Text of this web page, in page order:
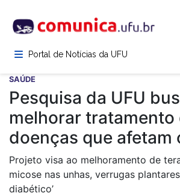
para
conteúdoPortal de Notícias da UFU
SAÚDE
Pesquisa da UFU
melhorar tratamento
doenças que afetam
Projeto visa ao melhoramento de
micose nas unhas, verrugas
diabético’